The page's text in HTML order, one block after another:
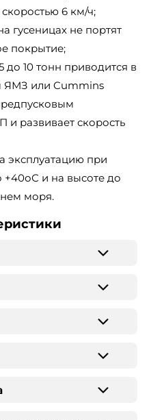
6 км/ч;
гусеницах не портят
покрытие;
до 10 тонн приводится в
ЯМЗ или Cummins
и развивает скорость
эксплуатацию при
+40оС и на высоте до
моря.